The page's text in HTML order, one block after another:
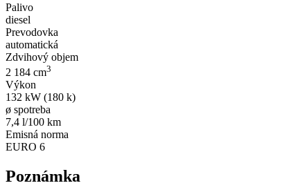
Palivo
diesel
Prevodovka
automatická
Zdvihový objem
2 184 cm3
Výkon
132 kW (180 k)
ø spotreba
7,4 l/100 km
Emisná norma
EURO 6
Poznámka